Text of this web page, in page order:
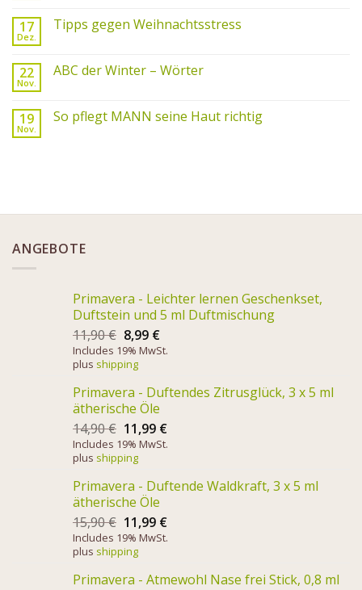
17
Dez.
Tipps gegen Weihnachtsstress
22
Nov.
ABC der Winter – Wörter
19
Nov.
So pflegt MANN seine Haut richtig
ANGEBOTE
Primavera - Leichter lernen Geschenkset,
Duftstein und 5 ml Duftmischung
11,90€ 8,99 €
Includes 19% MwSt.
plus shipping
Primavera - Duftendes Zitrusglück, 3 x 5 ml
ätherische Öle
14,90€ 11,99 €
Includes 19% MwSt.
plus shipping
Primavera - Duftende Waldkraft, 3 x 5 ml
ätherische Öle
15,90€ 11,99 €
Includes 19% MwSt.
plus shipping
Primavera - Atmewohl Nase frei Stick, 0,8 ml